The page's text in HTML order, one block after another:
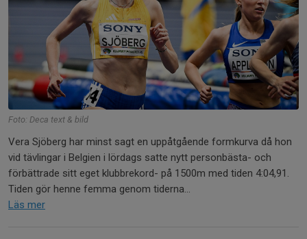
Foto: Deca text & bild
Vera Sjöberg har minst sagt en uppåtgående formkurva då hon
vid tävlingar i Belgien i lördags satte nytt personbästa- och
förbättrade sitt eget klubbrekord- på 1500m med tiden 4:04,91.
Tiden gör henne femma genom tiderna...
Läs mer